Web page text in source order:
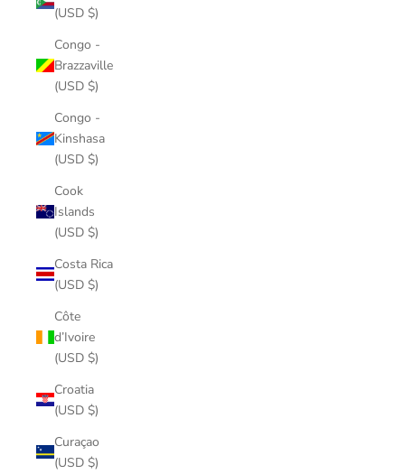
(USD $)
Congo -
Brazzaville
(USD $)
Congo -
Kinshasa
(USD $)
Cook
Islands
(USD $)
Costa Rica
(USD $)
Côte
d’Ivoire
(USD $)
Croatia
(USD $)
Curaçao
(USD $)